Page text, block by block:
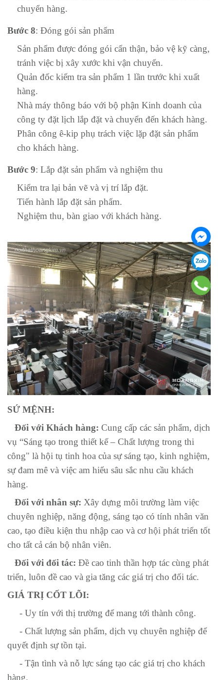
chuyển hàng.
Bước 8: Đóng gói sản phẩm
Sản phẩm được đóng gói cẩn thận, bảo vệ kỹ càng,
tránh việc bị xây xước khi vận chuyển.
Quản đốc kiểm tra sản phẩm 1 lần trước khi xuất
hàng.
Nhà máy thông báo với bộ phận Kinh doanh của
công ty đặt lịch lắp đặt và chuyển đến khách hàng.
Phân công ê-kip phụ trách việc lặp đặt sản phẩm
cho khách hàng.
Bước 9: Lắp đặt sản phẩm và nghiệm thu
Kiểm tra lại bản vẽ và vị trí lắp đặt.
Tiến hành lắp đặt sản phẩm.
Nghiệm thu, bàn giao với khách hàng.
SỨ MỆNH:
Đối với Khách hàng: Cung cấp các sản phẩm, dịch
vụ “Sáng tạo trong thiết kế – Chất lượng trong thi
công" là hội tụ tinh hoa của sự sáng tạo, kinh nghiệm,
sự đam mê và việc am hiểu sâu sắc nhu cầu khách
hàng.
Đối với nhân sự: Xây dựng môi trường làm việc
chuyên nghiệp, năng động, sáng tạo có tính nhân văn
cao, tạo điều kiện thu nhập cao và cơ hội phát triển tốt
cho tất cả cán bộ nhân viên.
Đối với đối tác: Đề cao tinh thần hợp tác cùng phát
triển, luôn đề cao và gia tăng các giá trị cho đối tác.
GIÁ TRỊ CỐT LÕI:
- Uy tín với thị trường để mang tới thành công.
- Chất lượng sản phẩm, dịch vụ chuyên nghiệp để
quyết định sự tồn tại.
- Tận tình và nỗ lực sáng tạo các giá trị cho khách
hàng.